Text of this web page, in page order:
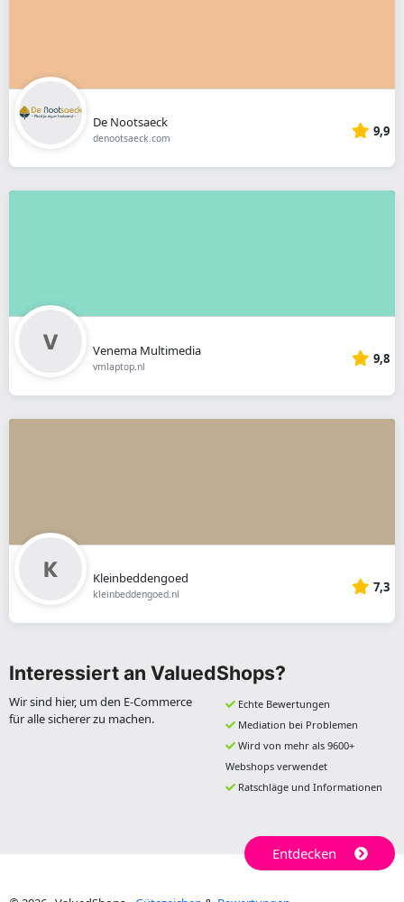
De Nootsaeck
denootsaeck.com 9,9
Venema Multimedia
vmlaptop.nl 9,8
Kleinbeddengoed
kleinbeddengoed.nl 7,3
Interessiert an ValuedShops?
Wir sind hier, um den E-Commerce
für alle sicherer zu machen.
Echte Bewertungen
Mediation bei Problemen
Wird von mehr als 9600+
Webshops verwendet
Ratschläge und Informationen
Entdecken